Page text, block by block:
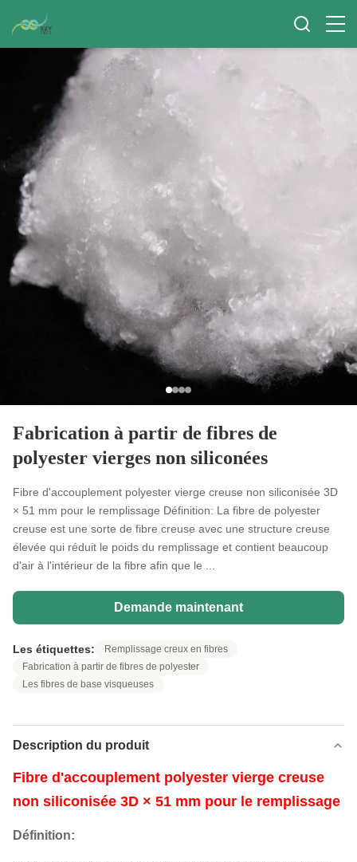
Fabrication à partir de fibres de
polyester vierges non siliconées
Fibre d'accouplement polyester vierge creuse non siliconisée 3D
× 51 mm pour le remplissage Définition: La fibre de polyester
creuse est une sorte de fibre creuse avec une structure creuse
élevée qui réduit le poids du remplissage et contient beaucoup
d'air à l'intérieur de la fibre afin que le ...
Demande maintenant
Les étiquettes:
Remplissage creux en fibres
Fabrication à partir de fibres de polyester
Les fibres de base visqueuses
Description du produit
Fibre d'accouplement polyester vierge creuse
non siliconisée 3D × 51 mm pour le remplissage
Définition: